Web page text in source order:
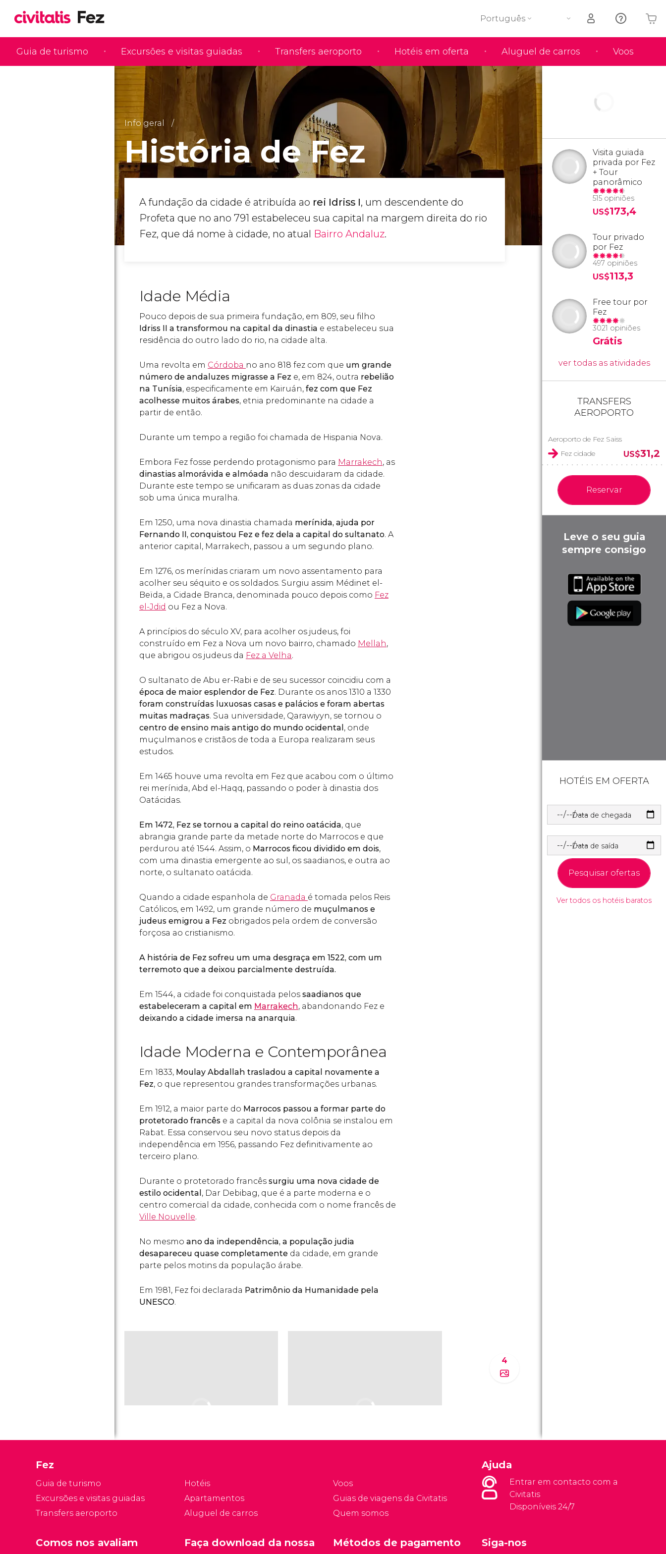
Guia de turismo Excursões e visitas guiadas Transfers aeroporto Hotéis em oferta Aluguel de carros Voos
Português
O seu carrinho está vazio
Info geral
História de Fez
A fundação da cidade é atribuída ao rei Idriss I, um descendente do
Profeta que no ano 791 estabeleceu sua capital na margem direita do rio
Fez, que dá nome à cidade, no atual Bairro Andaluz.
Idade Média
Pouco depois de sua primeira fundação, em 809, seu filho
Idriss II a transformou na capital da dinastia e estabeleceu sua
residência do outro lado do rio, na cidade alta.
Uma revolta em Córdoba no ano 818 fez com que um grande
número de andaluzes migrasse a Fez e, em 824, outra rebelião
na Tunísia, especificamente em Kairuán, fez com que Fez
acolhesse muitos árabes, etnia predominante na cidade a
partir de então.
Durante um tempo a região foi chamada de Hispania Nova.
Embora Fez fosse perdendo protagonismo para Marrakech, as
dinastias almorávida e almóada não descuidaram da cidade.
Durante este tempo se unificaram as duas zonas da cidade
sob uma única muralha.
Em 1250, uma nova dinastia chamada merínida, ajuda por
Fernando II, conquistou Fez e fez dela a capital do sultanato. A
anterior capital, Marrakech, passou a um segundo plano.
Em 1276, os merínidas criaram um novo assentamento para
acolher seu séquito e os soldados. Surgiu assim Médinet el-
Beïda, a Cidade Branca, denominada pouco depois como Fez
el-Jdid ou Fez a Nova.
A princípios do século XV, para acolher os judeus, foi
construído em Fez a Nova um novo bairro, chamado Mellah,
que abrigou os judeus da Fez a Velha.
O sultanato de Abu er-Rabi e de seu sucessor coincidiu com a
época de maior esplendor de Fez. Durante os anos 1310 a 1330
foram construídas luxuosas casas e palácios e foram abertas
muitas madraças. Sua universidade, Qarawiyyn, se tornou o
centro de ensino mais antigo do mundo ocidental , onde
muçulmanos e cristãos de toda a Europa realizaram seus
estudos.
Em 1465 houve uma revolta em Fez que acabou com o último
rei merínida, Abd el-Haqq, passando o poder à dinastia dos
Oatácidas.
Em 1472, Fez se tornou a capital do reino oatácida, que
abrangia grande parte da metade norte do Marrocos e que
perdurou até 1544. Assim, o Marrocos ficou dividido em dois,
com uma dinastia emergente ao sul, os saadianos, e outra ao
norte, o sultanato oatácida.
Quando a cidade espanhola de Granada é tomada pelos Reis
Católicos, em 1492, um grande número de muçulmanos e
judeus emigrou a Fez obrigados pela ordem de conversão
forçosa ao cristianismo.
A história de Fez sofreu um uma desgraça em 1522, com um
terremoto que a deixou parcialmente destruída.
Em 1544, a cidade foi conquistada pelos saadianos que
estabeleceram a capital em Marrakech, abandonando Fez e
deixando a cidade imersa na anarquia.
Idade Moderna e Contemporânea
Em 1833, Moulay Abdallah trasladou a capital novamente a
Fez, o que representou grandes transformações urbanas.
Em 1912, a maior parte do Marrocos passou a formar parte do
protetorado francês e a capital da nova colônia se instalou em
Rabat. Essa conservou seu novo status depois da
independência em 1956, passando Fez definitivamente ao
terceiro plano.
Durante o protetorado francês surgiu uma nova cidade de
estilo ocidental , Dar Debibag, que é a parte moderna e o
centro comercial da cidade, conhecida com o nome francês de
Ville Nouvelle.
No mesmo ano da independência, a população judia
desapareceu quase completamente da cidade, em grande
parte pelos motins da população árabe.
Em 1981, Fez foi declarada Patrimônio da Humanidade pela
UNESCO.
4
Visita guiada
privada por Fez
+ Tour
panorâmico
515 opiniões
US$173,4
Tour privado
por Fez
497 opiniões
US$113,3
Free tour por
Fez
3021 opiniões
Grátis
ver todas as atividades
TRANSFERS
AEROPORTO
Aeroporto de Fez Saiss
Fez cidade
US$31,2
Reservar
Leve o seu guia
sempre consigo
HOTÉIS EM OFERTA
Data de chegada
Data de saída
Pesquisar ofertas
Ver todos os hotéis baratos
Fez
Guia de turismo
Excursões e visitas guiadas
Transfers aeroporto
Hotéis
Apartamentos
Aluguel de carros
Voos
Guias de viagens da Civitatis
Quem somos
Ajuda
Entrar em contacto com a
Civitatis
Disponíveis 24/7
Comos nos avaliam Siga-nos
Faça download da nossa
Métodos de pagamento